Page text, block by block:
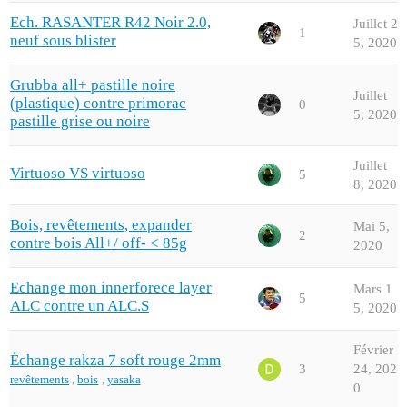
Ech. RASANTER R42 Noir 2.0,
neuf sous blister
1
Juillet 2
5, 2020
Grubba all+ pastille noire
(plastique) contre primorac
pastille grise ou noire
0
Juillet
5, 2020
Virtuoso VS virtuoso 5
Juillet
8, 2020
Bois, revêtements, expander
contre bois All+/ off- < 85g
2
Mai 5,
2020
Echange mon innerforece layer
ALC contre un ALC.S
5
Mars 1
5, 2020
Échange rakza 7 soft rouge 2mm
revêtements ,bois , yasaka
3
Février
24, 202
0